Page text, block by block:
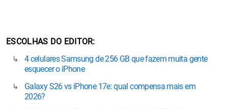
ESCOLHAS DO EDITOR
4 celulares Samsung de 256 GB que fazem muita gente
esquecer o iPhone
Galaxy S26 vs iPhone 17e: qual compensa mais em
2026?